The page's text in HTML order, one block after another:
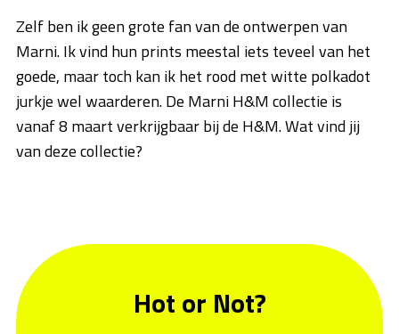
Zelf ben ik geen grote fan van de ontwerpen van
Marni. Ik vind hun prints meestal iets teveel van het
goede, maar toch kan ik het rood met witte polkadot
jurkje wel waarderen. De Marni H&M collectie is
vanaf 8 maart verkrijgbaar bij de H&M. Wat vind jij
van deze collectie?
Hot or Not?